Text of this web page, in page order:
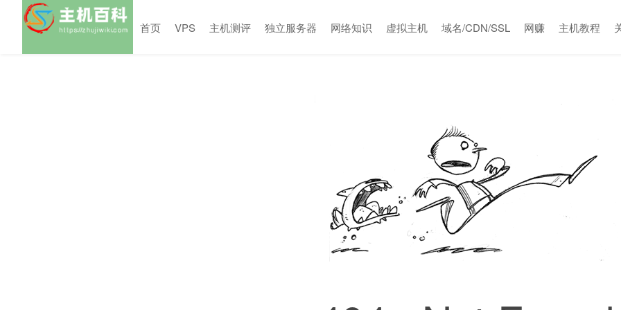
首页 VPS 主机测评 独立服务器 网络知识 虚拟主机 域名/CDN/SSL 网赚 主机教程